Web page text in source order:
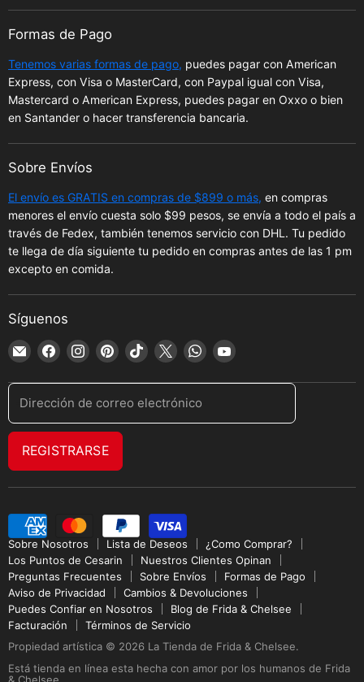
Formas de Pago
Tenemos varias formas de pago, puedes pagar con American
Express, con Visa o MasterCard, con Paypal igual con Visa,
Mastercard o American Express, puedes pagar en Oxxo o bien
en Santander o hacer transferencia bancaria.
Sobre Envíos
El envío es GRATIS en compras de $899 o más, en compras
menores el envío cuesta solo $99 pesos, se envía a todo el país a
través de Fedex, también tenemos servicio con DHL. Tu pedido
te llega de día siguiente tu pedido en compras antes de las 1 pm
excepto en comida.
Síguenos
Encuéntrenos
electrónico
Encuéntrenos
Encuéntrenos
Encuéntrenos
Encuéntrenos
Encuéntrenos
Encuéntrenos
Encuéntrenos
Dirección de correo electrónico
REGISTRARSE
Sobre Nosotros Lista de Deseos
¿Como Comprar?
Los Puntos de Cesarin
Nuestros Clientes Opinan
Preguntas Frecuentes
Sobre Envíos
Formas de Pago
Aviso de Privacidad
Cambios & Devoluciones
Puedes Confiar en Nosotros
Blog de Frida & Chelsee
Facturación
Términos de Servicio
Propiedad artística © 2026 La Tienda de Frida & Chelsee.
Está tienda en línea esta hecha con amor por los humanos de Frida